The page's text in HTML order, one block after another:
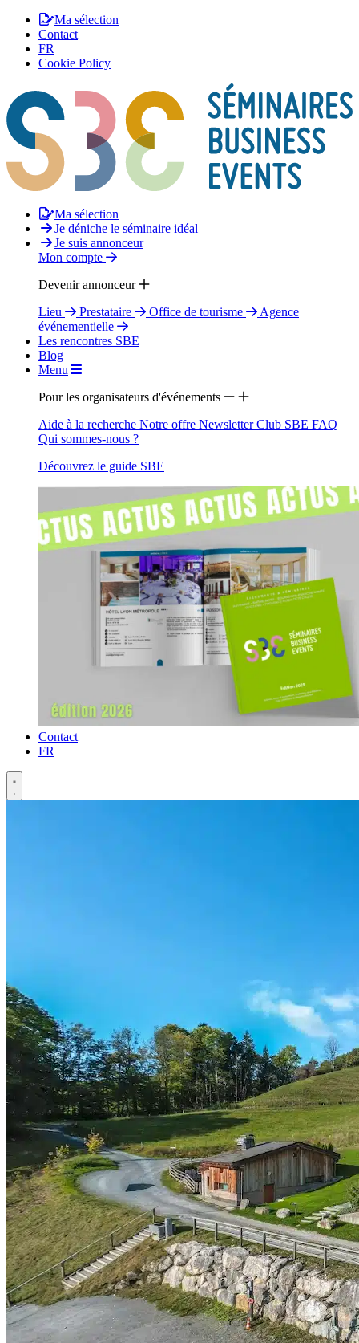
Ma sélection
Contact
FR
Cookie Policy
Ma sélection
Je déniche le séminaire idéal
Je suis annonceur
Mon compte
Devenir annonceur
Lieu
Prestataire Office de tourisme
Agence
événementielle
Les rencontres SBE
Blog
Menu
Pour les organisateurs d'événements
Aide à la recherche Notre offre NewsletterClub SBE FAQ
Qui sommes-nous ?
Découvrez le guide SBE
Contact
FR